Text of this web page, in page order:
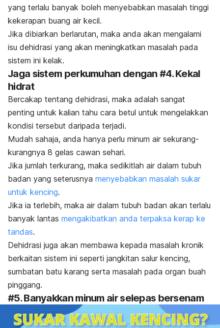
yang terlalu banyak boleh menyebabkan masalah tinggi
kekerapan buang air kecil.
Jika dibiarkan berlarutan, maka anda akan mengalami
isu dehidrasi yang akan meningkatkan masalah pada
sistem ini kelak.
Jaga sistem perkumuhan dengan #4. Kekal
hidrat
Bercakap tentang dehidrasi, maka adalah sangat
penting untuk kalian tahu cara betul untuk mengelakkan
kondisi tersebut daripada terjadi.
Mudah sahaja, anda hanya perlu minum air sekurang-
kurangnya 8 gelas cawan sehari.
Jika jumlah terkurang, maka sedikitlah air dalam tubuh
badan yang seterusnya menyebabkan masalah sukar
untuk kencing.
Jika ia terlebih, maka air dalam tubuh badan akan terlalu
banyak lantas mengakibatkan anda terpaksa kerap ke
tandas.
Dehidrasi juga akan membawa kepada masalah kronik
berkaitan sistem ini seperti jangkitan salur kencing,
sumbatan batu karang serta masalah pada organ buah
pinggang.
#5. Banyakkan minum air selepas bersenam